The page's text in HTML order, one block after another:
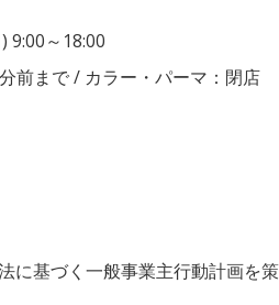
9:00～18:00
前まで / カラー・パーマ：閉店